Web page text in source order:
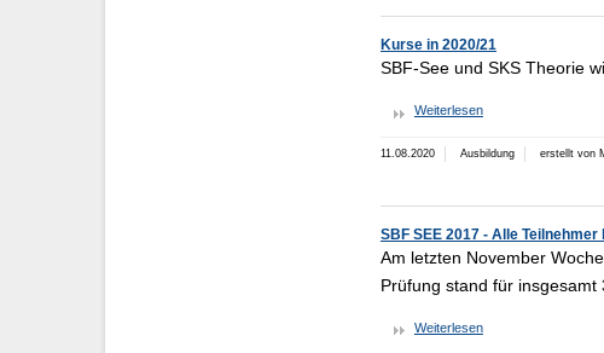
Kurse in 2020/21
SBF-See und SKS Theorie
Weiterlesen
11.08.2020 Ausbildung erstellt von
SBF SEE 2017 - Alle
Am letzten November
Prüfung stand für
Weiterlesen